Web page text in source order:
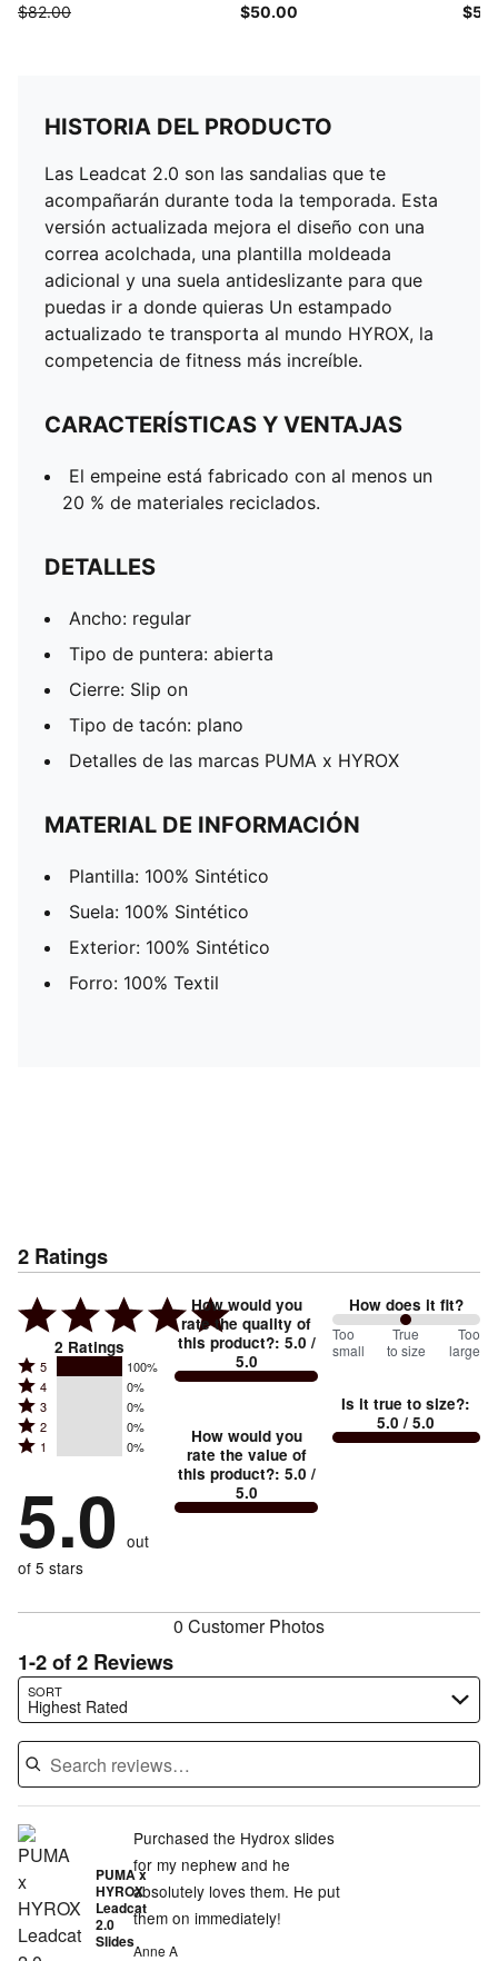
$82.00 $50.00
HISTORIA DEL PRODUCTO
Las Leadcat 2.0 son las sandalias que te
acompañarán durante toda la temporada. Esta
versión actualizada mejora el diseño con una
correa acolchada, una plantilla moldeada
adicional y una suela antideslizante para que
puedas ir a donde quieras Un estampado
actualizado te transporta al mundo HYROX, la
competencia de fitness más increíble.
CARACTERÍSTICAS Y VENTAJAS
El empeine está fabricado con al menos un
20 % de materiales reciclados.
DETALLES
Ancho: regular
Tipo de puntera: abierta
Cierre: Slip on
Tipo de tacón: plano
Detalles de las marcas PUMA x HYROX
MATERIAL DE INFORMACIÓN
Plantilla: 100% Sintético
Suela: 100% Sintético
Exterior: 100% Sintético
Forro: 100% Textil
2 Ratings
2 Ratings
Rated
5
stars
by
of
reviewers
5 100%
Rated
4
stars
by
of
reviewers
4 0%
Rated
3
stars
0%
of
reviewers
3 0%
Rated
2
by
0%
of
reviewers
2 0%
Rated
stars
by
0%
of
1 0%
5.0 out
of 5 stars
How would you
rate the quality of
this product?: 5.0 /
5.0
How would you
rate the value of
this product?: 5.0 /
5.0
How does it fit?
100
between
small
and
Too
small
True
to size
Too
large
Is it true to size?:
5.0 / 5.0
0 Customer Photos
1-2 of 2 Reviews
SORT
Highest Rated
Search reviews…
PUMA x
HYROX
Leadcat
2.0
Slides
Purchased the Hydrox slides
for my nephew and he
absolutely loves them. He put
them on immediately!
Anne A